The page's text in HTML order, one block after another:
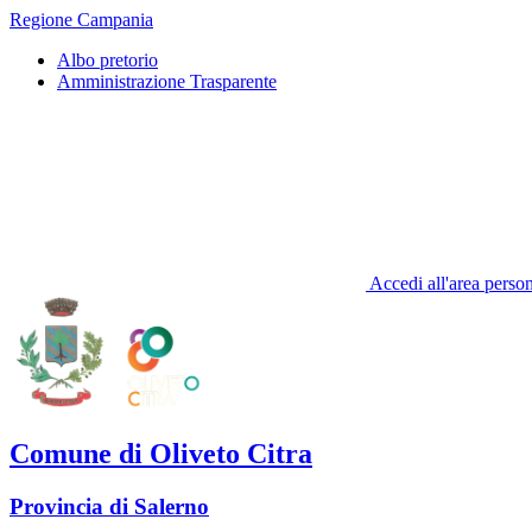
Regione Campania
Albo pretorio
Amministrazione Trasparente
Accedi all'area
Comune di Oliveto Citra
Provincia di Salerno